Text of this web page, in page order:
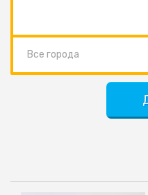
Все города